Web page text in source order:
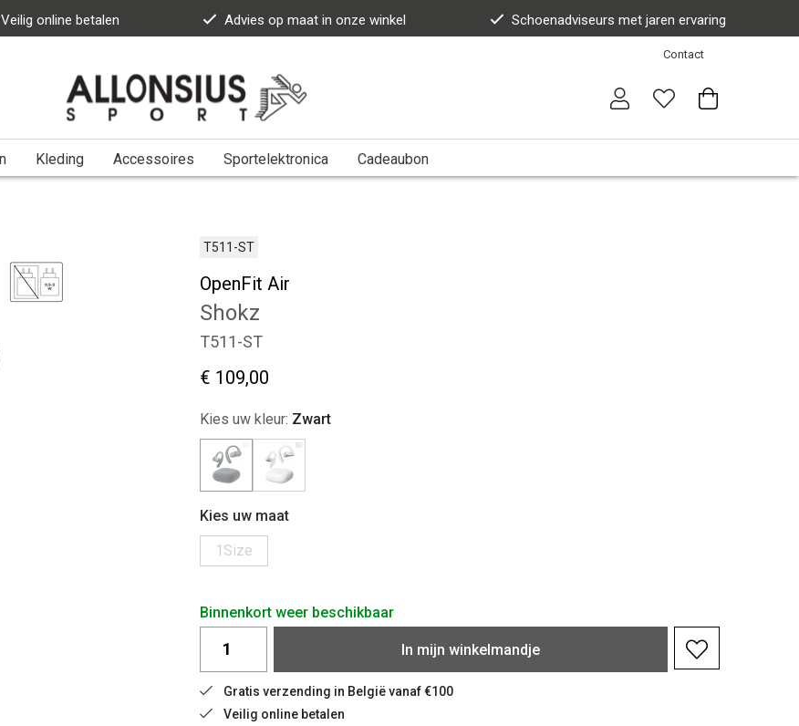
Veilig online betalen Advies op maat in onze winkel Schoenadviseurs met jaren ervaring
Contact
Kleding Accessoires Sportelektronica Cadeaubon
T511-ST
OpenFit Air
Shokz
T511-ST
€ 109,00
Kies uw kleur: Zwart
Kies uw maat
1Size
Binnenkort weer beschikbaar
In mijn winkelmandje
Gratis verzending in België vanaf €100
Veilig online betalen